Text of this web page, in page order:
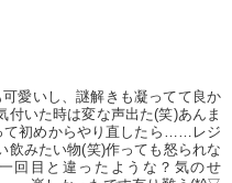
愛いし、謎解きも凝ってて良か
付いた時は変な声出た(笑)あんま
て初めからやり直したら……レジ
飲みたい物(笑)作っても怒られな
回目と違ったような？気のせ